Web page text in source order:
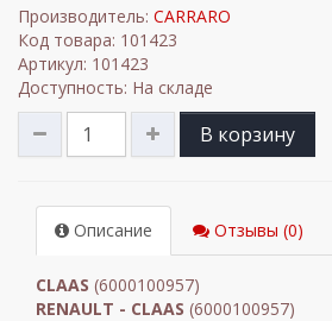
Производитель: CARRARO
Код товара: 101423
Артикул: 101423
Доступность: На складе
В корзину
Описание Отзывы (0)
CLAAS (6000100957)
RENAULT - CLAAS (6000100957)